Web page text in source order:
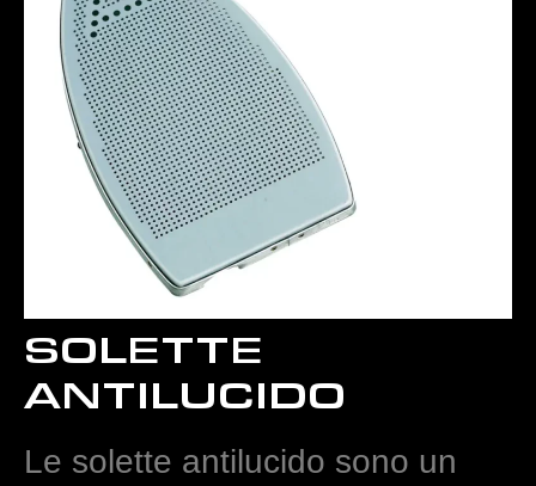
SOLETTE
ANTILUCIDO
Le solette antilucido sono un